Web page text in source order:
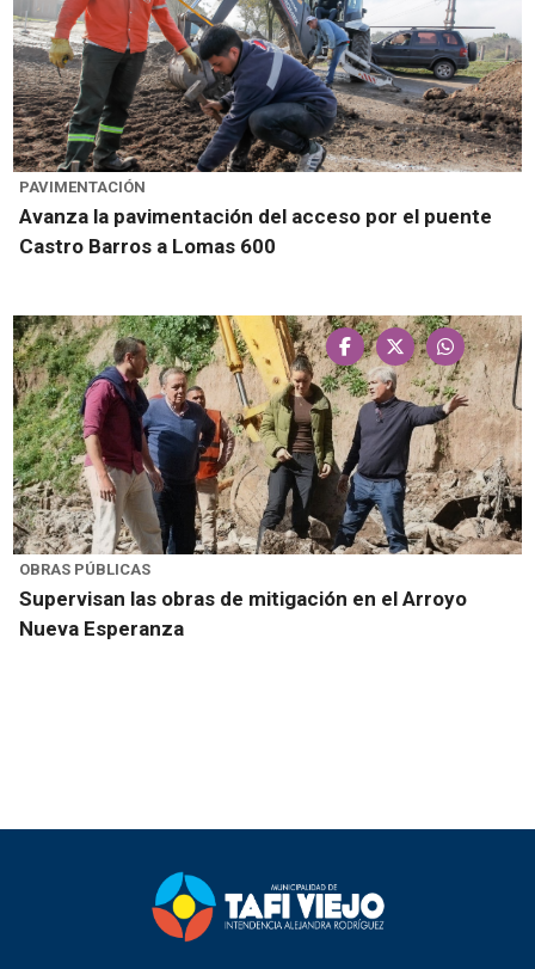
PAVIMENTACIÓN
Avanza la pavimentación del acceso por el puente
Castro Barros a Lomas 600
OBRAS PÚBLICAS
Supervisan las obras de mitigación en el Arroyo
Nueva Esperanza